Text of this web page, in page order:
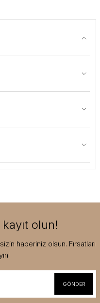
olun!
haberiniz olsun. Fırsatları
GÖNDER